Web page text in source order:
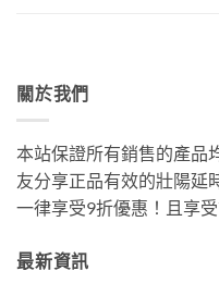
關於我們
本站保證所有銷售的產品
友分享正品有效的壯陽延
一律享受9折優惠！且享
最新資訊